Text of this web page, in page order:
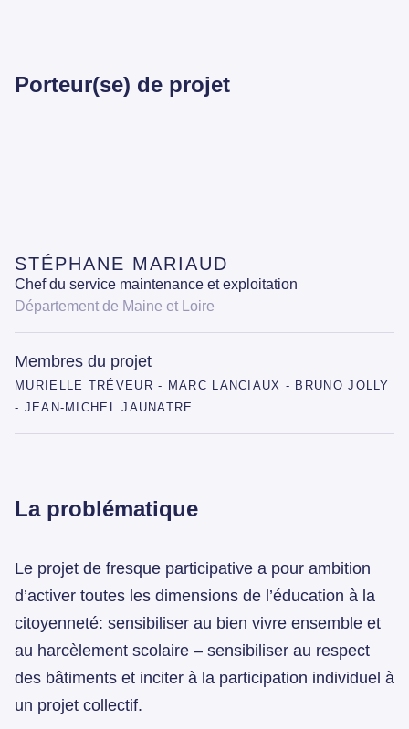
Porteur(se) de projet
STÉPHANE MARIAUD
Chef du service maintenance et exploitation
Département de Maine et Loire
Membres du projet
MURIELLE TRÉVEUR - MARC LANCIAUX - BRUNO JOLLY
- JEAN-MICHEL JAUNATRE
La problématique
Le projet de fresque participative a pour ambition
d’activer toutes les dimensions de l’éducation à la
citoyenneté: sensibiliser au bien vivre ensemble et
au harcèlement scolaire – sensibiliser au respect
des bâtiments et inciter à la participation individuel à
un projet collectif.